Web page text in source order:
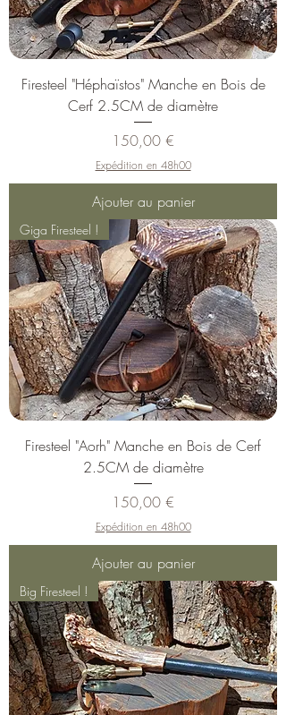
Firesteel "Héphaïstos" Manche en Bois de
Cerf 2.5CM de diamètre
Prix
150,00 €
Expédition en 48h00
Ajouter au panier
Giga Firesteel !
Firesteel "Aorh" Manche en Bois de Cerf
2.5CM de diamètre
Prix
150,00 €
Expédition en 48h00
Ajouter au panier
Big Firesteel !